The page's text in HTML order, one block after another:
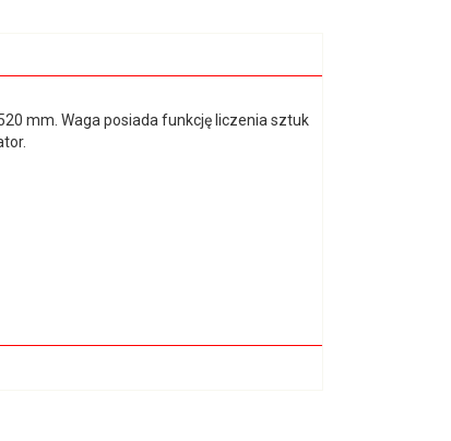
mm. Waga posiada funkcję liczenia sztuk